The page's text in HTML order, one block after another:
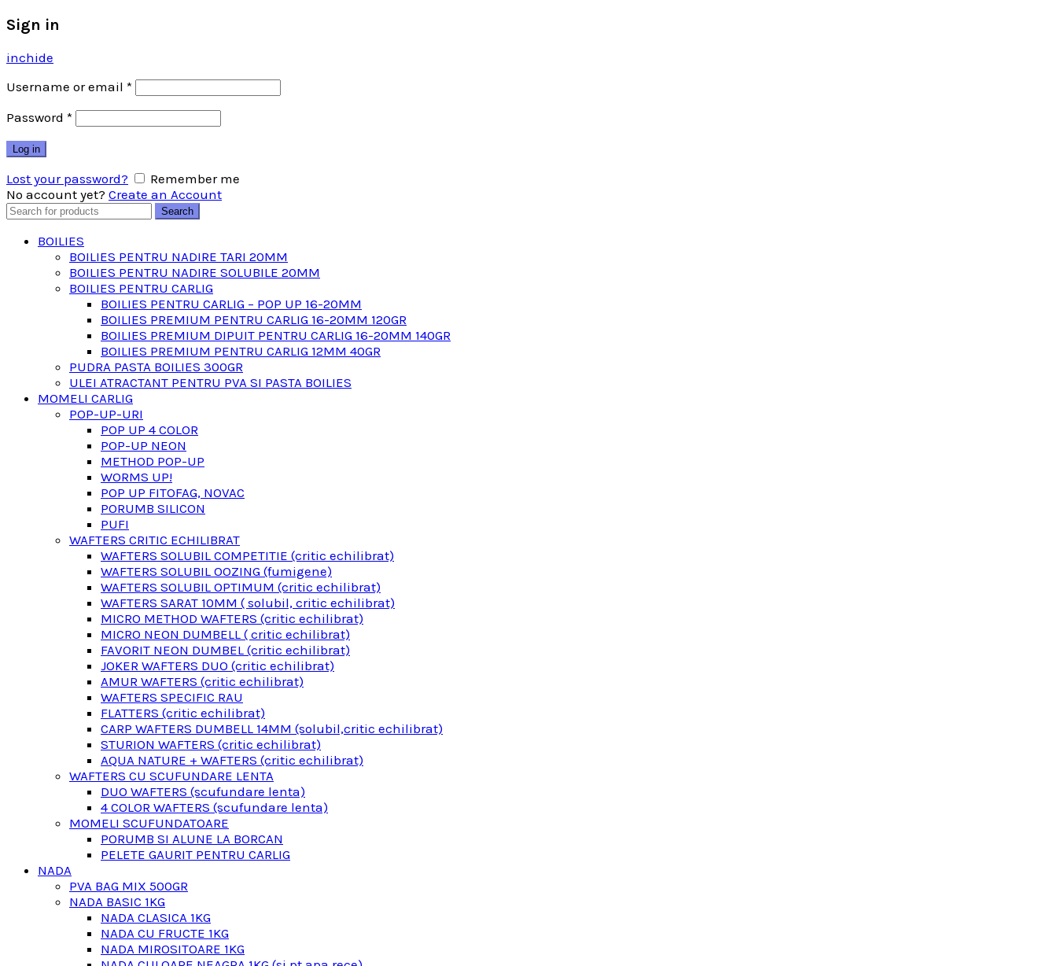
Sign in
inchide
Username or email *
Password *
Log in
Lost your password?
Remember me
No account yet? Create an Account
Search
Search
BOILIES
BOILIES PENTRU NADIRE TARI 20MM
BOILIES PENTRU NADIRE SOLUBILE 20MM
BOILIES PENTRU CARLIG
BOILIES PENTRU CARLIG – POP UP 16-20MM
BOILIES PREMIUM PENTRU CARLIG 16-20MM 120GR
BOILIES PREMIUM DIPUIT PENTRU CARLIG 16-20MM 140GR
BOILIES PREMIUM PENTRU CARLIG 12MM 40GR
PUDRA PASTA BOILIES 300GR
ULEI ATRACTANT PENTRU PVA SI PASTA BOILIES
MOMELI CARLIG
POP-UP-URI
POP UP 4 COLOR
POP-UP NEON
METHOD POP-UP
WORMS UP!
POP UP FITOFAG, NOVAC
PORUMB SILICON
PUFI
WAFTERS CRITIC ECHILIBRAT
WAFTERS SOLUBIL COMPETITIE (critic echilibrat)
WAFTERS SOLUBIL OOZING (fumigene)
WAFTERS SOLUBIL OPTIMUM (critic echilibrat)
WAFTERS SARAT 10MM ( solubil, critic echilibrat)
MICRO METHOD WAFTERS (critic echilibrat)
MICRO NEON DUMBELL ( critic echilibrat)
FAVORIT NEON DUMBEL (critic echilibrat)
JOKER WAFTERS DUO (critic echilibrat)
AMUR WAFTERS (critic echilibrat)
WAFTERS SPECIFIC RAU
FLATTERS (critic echilibrat)
CARP WAFTERS DUMBELL 14MM (solubil,critic echilibrat)
STURION WAFTERS (critic echilibrat)
AQUA NATURE + WAFTERS (critic echilibrat)
WAFTERS CU SCUFUNDARE LENTA
DUO WAFTERS (scufundare lenta)
4 COLOR WAFTERS (scufundare lenta)
MOMELI SCUFUNDATOARE
PORUMB SI ALUNE LA BORCAN
PELETE GAURIT PENTRU CARLIG
NADA
PVA BAG MIX 500GR
NADA BASIC 1KG
NADA CLASICA 1KG
NADA CU FRUCTE 1KG
NADA MIROSITOARE 1KG